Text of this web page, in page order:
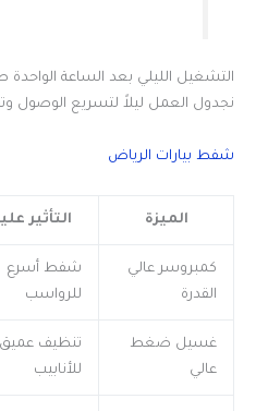
التشغيل الليلي بعد الساعة الواحدة
نجدول العمل ليلاً لتسريع الوصول
شفط بيارات الرياض
الميزة التأثير
كمبروسر عالي
القدرة
شفط أسرع
للرواسب
غسيل ضغط
عالي
تنظيف عميق
للأنابيب